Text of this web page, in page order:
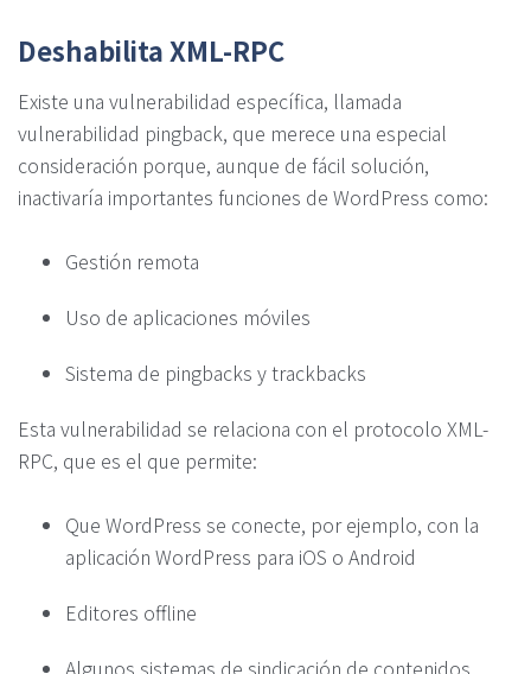
Deshabilita XML-RPC
Existe una vulnerabilidad específica, llamada
vulnerabilidad pingback, que merece una especial
consideración porque, aunque de fácil solución,
inactivaría importantes funciones de WordPress como:
Gestión remota
Uso de aplicaciones móviles
Sistema de pingbacks y trackbacks
Esta vulnerabilidad se relaciona con el protocolo XML-
RPC, que es el que permite:
Que WordPress se conecte, por ejemplo, con la
aplicación WordPress para iOS o Android
Editores offline
Algunos sistemas de sindicación de contenidos